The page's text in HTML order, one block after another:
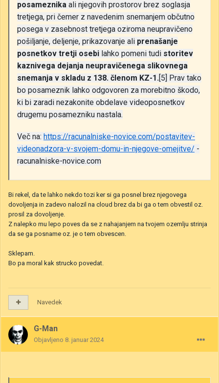
posameznika ali njegovih prostorov brez soglasja
tretjega, pri čemer z navedenim snemanjem občutno
posega v zasebnost tretjega oziroma neupravičeno
pošiljanje, deljenje, prikazovanje ali prenašanje
posnetkov tretji osebi lahko pomeni tudi storitev
kaznivega dejanja neupravičenega slikovnega
snemanja v skladu z 138. členom KZ-1. [5] Prav tako
bo posameznik lahko odgovoren za morebitno škodo,
ki bi zaradi nezakonite obdelave videoposnetkov
drugemu posamezniku nastala.
Več na: https://racunalniske-novice.com/postavitev-
videonadzora-v-svojem-domu-in-njegove-omejitve/ -
racunalniske-novice.com
Bi rekel, da te lahko nekdo tozi ker si ga posnel brez njegovega
dovoljenja in zadevo nalozil na cloud brez da bi ga o tem obvestil oz.
prosil za dovoljenje.
Z nalepko mu lepo poves da se z nahajanjem na tvojem ozemlju strinja
da se ga posname oz. je o tem obvescen.
Sklepam.
Bo pa moral kak strucko povedat.
Navedek
G-Man
Objavljeno 8. januar 2024